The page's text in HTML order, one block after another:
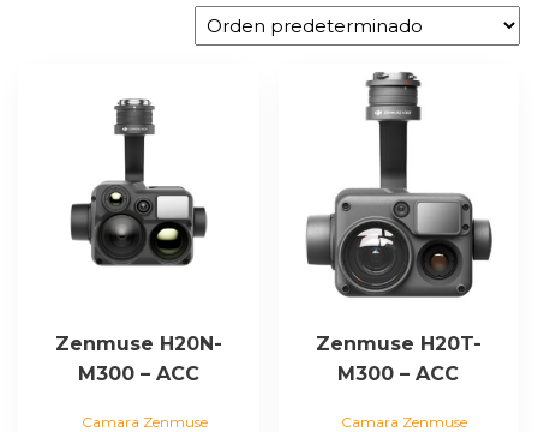
Zenmuse H20N-
M300 – ACC
Camara Zenmuse
Zenmuse H20T-
M300 – ACC
Camara Zenmuse